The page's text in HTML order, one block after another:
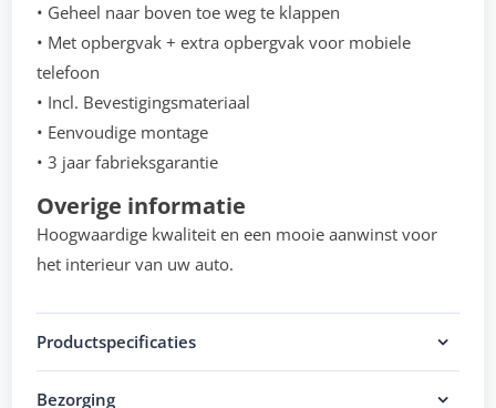
• Geheel naar boven toe weg te klappen
• Met opbergvak + extra opbergvak voor mobiele
telefoon
• Incl. Bevestigingsmateriaal
• Eenvoudige montage
• 3 jaar fabrieksgarantie
Overige informatie
Hoogwaardige kwaliteit en een mooie aanwinst voor
het interieur van uw auto.
Productspecificaties
Bezorging